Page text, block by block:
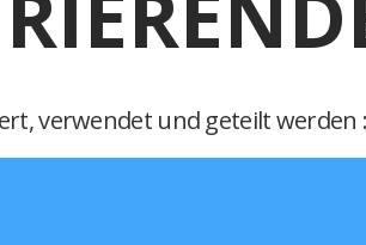
verwendet und geteilt werden